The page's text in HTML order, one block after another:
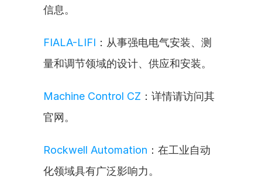
信息。
FIALA-LIFI ：从事强电电气安装、测
量和调节领域的设计、供应和安装。
Machine Control CZ ：详情请访问其
官网。
Rockwell Automation ：在工业自动
化领域具有广泛影响力。